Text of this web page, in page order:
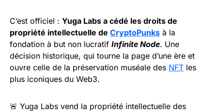
C’est officiel : Yuga Labs a cédé les droits de
propriété intellectuelle de CryptoPunks à la
fondation à but non lucratif Infinite Node. Une
décision historique, qui tourne la page d’une ère et
ouvre celle de la préservation muséale des NFT les
plus iconiques du Web3.
🚨 Yuga Labs vend la propriété intellectuelle des